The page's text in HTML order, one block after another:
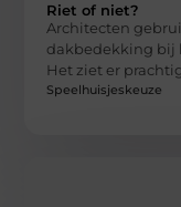
Riet of niet?
Architecten
dakbedekking bij
Het ziet er
Speelhuisjeskeuze